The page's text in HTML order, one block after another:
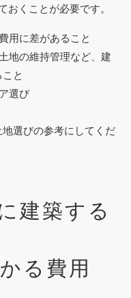
くことが必要です。
用に差があること
地の維持管理など、建
と
選び
選びの参考にしてくだ
建築する
る費用